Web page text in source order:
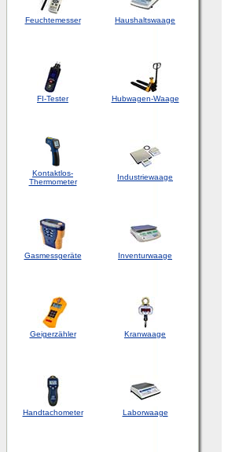
Feuchtemesser Haushaltswaage
FI-Tester Hubwagen-Waage
Kontaktlos-
Thermometer
Industriewaage
Gasmessgeräte Inventurwaage
Geigerzähler Kranwaage
Handtachometer Laborwaage